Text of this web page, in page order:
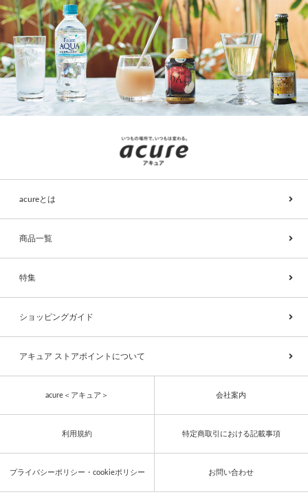
acureとは
商品一覧
特集
ショッピングガイド
アキュア ストアポイントについて
acure＜アキュア＞ 会社案内
利用規約 特定商取引における記載事項
プライバシーポリシー・cookieポリシー お問い合わせ